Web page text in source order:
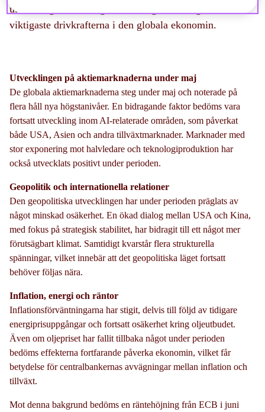
utveckling, förändringar i ränteläget och några av de
viktigaste drivkrafterna i den globala ekonomin.
Utvecklingen på aktiemarknaderna under maj
De globala aktiemarknaderna steg under maj och noterade på
flera håll nya högstanivåer. En bidragande faktor bedöms vara
fortsatt utveckling inom AI-relaterade områden, som påverkat
både USA, Asien och andra tillväxtmarknader. Marknader med
stor exponering mot halvledare och teknologiproduktion har
också utvecklats positivt under perioden.
Geopolitik och internationella relationer
Den geopolitiska utvecklingen har under perioden präglats av
något minskad osäkerhet. En ökad dialog mellan USA och Kina,
med fokus på strategisk stabilitet, har bidragit till ett något mer
förutsägbart klimat. Samtidigt kvarstår flera strukturella
spänningar, vilket innebär att det geopolitiska läget fortsatt
behöver följas nära.
Inflation, energi och räntor
Inflationsförväntningarna har stigit, delvis till följd av tidigare
energiprisuppgångar och fortsatt osäkerhet kring oljeutbudet.
Även om oljepriset har fallit tillbaka något under perioden
bedöms effekterna fortfarande påverka ekonomin, vilket får
betydelse för centralbankernas avvägningar mellan inflation och
tillväxt.
Mot denna bakgrund bedöms en räntehöjning från ECB i juni